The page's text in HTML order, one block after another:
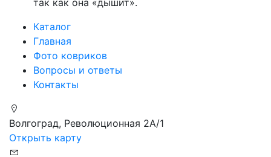
Каталог
Главная
Фото ковриков
Вопросы и ответы
Контакты
Волгоград, Революционная 2А/1
Открыть карту